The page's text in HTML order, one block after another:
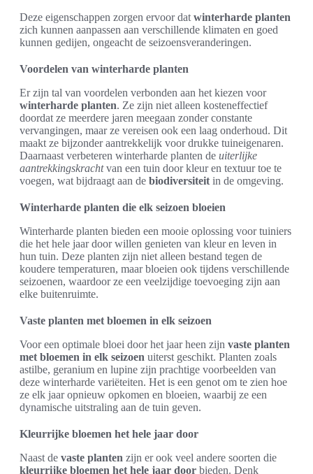
Deze eigenschappen zorgen ervoor dat winterharde planten
zich kunnen aanpassen aan verschillende klimaten en goed
kunnen gedijen, ongeacht de seizoensveranderingen.
Voordelen van winterharde planten
Er zijn tal van voordelen verbonden aan het kiezen voor
winterharde planten. Ze zijn niet alleen kosteneffectief
doordat ze meerdere jaren meegaan zonder constante
vervangingen, maar ze vereisen ook een laag onderhoud. Dit
maakt ze bijzonder aantrekkelijk voor drukke tuineigenaren.
Daarnaast verbeteren winterharde planten de uiterlijke
aantrekkingskrachtvan een tuin door kleur en textuur toe te
voegen, wat bijdraagt aan de biodiversiteit in de omgeving.
Winterharde planten die elk seizoen bloeien
Winterharde planten bieden een mooie oplossing voor tuiniers
die het hele jaar door willen genieten van kleur en leven in
hun tuin. Deze planten zijn niet alleen bestand tegen de
koudere temperaturen, maar bloeien ook tijdens verschillende
seizoenen, waardoor ze een veelzijdige toevoeging zijn aan
elke buitenruimte.
Vaste planten met bloemen in elk seizoen
Voor een optimale bloei door het jaar heen zijn vaste planten
met bloemen in elk seizoen uiterst geschikt. Planten zoals
astilbe, geranium en lupine zijn prachtige voorbeelden van
deze winterharde variëteiten. Het is een genot om te zien hoe
ze elk jaar opnieuw opkomen en bloeien, waarbij ze een
dynamische uitstraling aan de tuin geven.
Kleurrijke bloemen het hele jaar door
Naast de vaste planten zijn er ook veel andere soorten die
kleurrijke bloemen het hele jaar door bieden. Denk